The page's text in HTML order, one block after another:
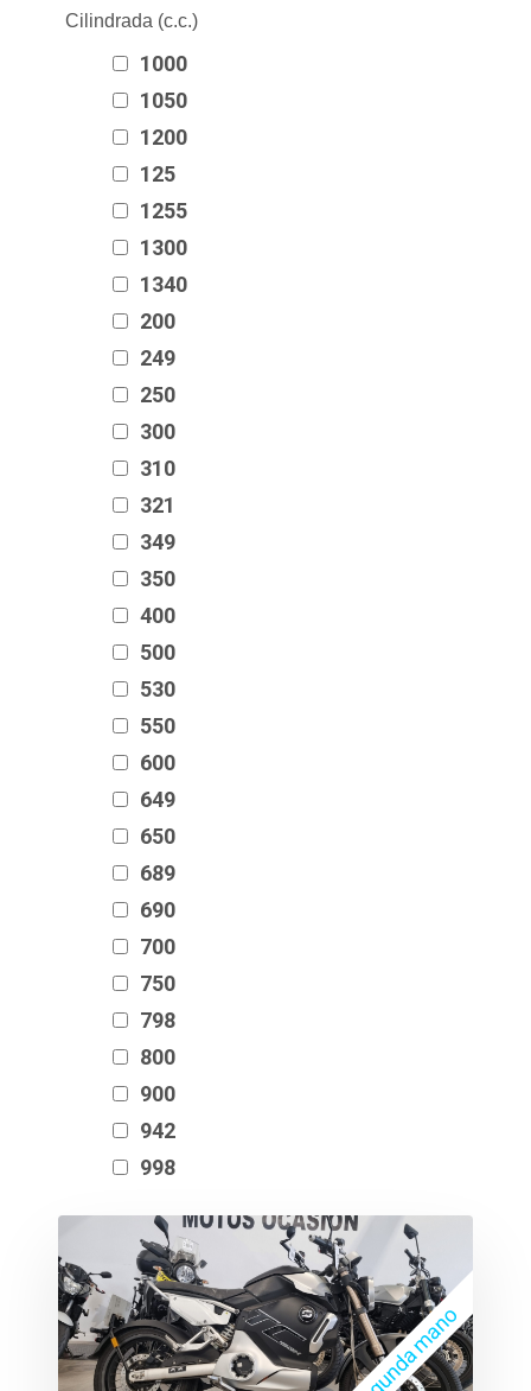
Cilindrada (c.c.)
1000
1050
1200
125
1255
1300
1340
200
249
250
300
310
321
349
350
400
500
530
550
600
649
650
689
690
700
750
798
800
900
942
998
Segunda mano